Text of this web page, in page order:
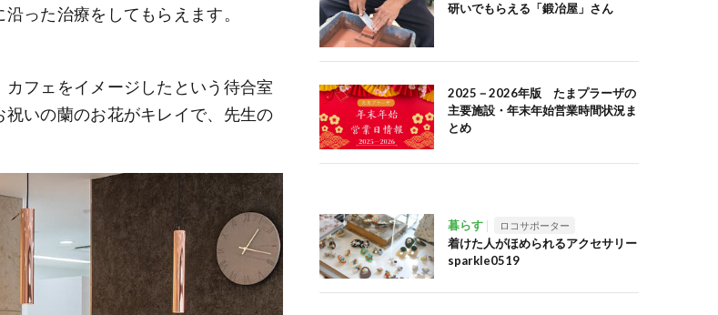
った治療をしてもらえます。
フェをイメージしたという待合室
いの蘭のお花がキレイで、先生の
研いでもらえる「鍛冶屋」さん
2025－2026年版 たまプラーザの
主要施設・年末年始営業時間状況ま
とめ
暮らす ロコサポーター
着けた人がほめられるアクセサリー
sparkle0519